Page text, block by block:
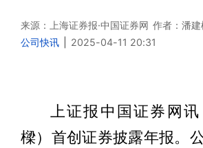
来源：上海证券报·中国证券网 作者：潘建
公司快讯
2025-04-11 20:31
上证报中国证券网
樑）首创证券披露年报。